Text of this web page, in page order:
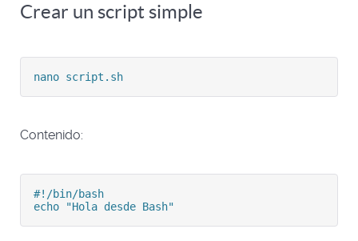
Crear un script simple
nano script.sh
Contenido:
#!/bin/bash
echo "Hola desde Bash"